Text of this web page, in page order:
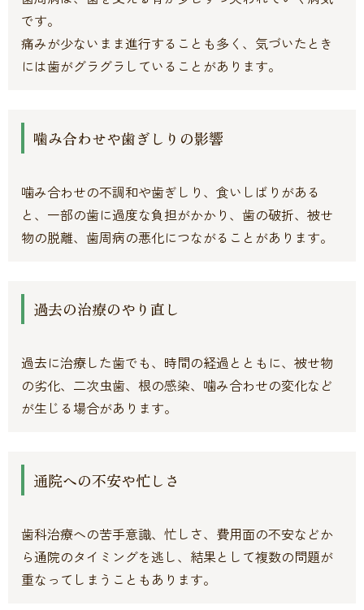
です。
痛みが少ないまま進行することも多く、気づいたとき
には歯がグラグラしていることがあります。
噛み合わせや歯ぎしりの影響
噛み合わせの不調和や歯ぎしり、食いしばりがある
と、一部の歯に過度な負担がかかり、歯の破折、被せ
物の脱離、歯周病の悪化につながることがあります。
過去の治療のやり直し
過去に治療した歯でも、時間の経過とともに、被せ物
の劣化、二次虫歯、根の感染、噛み合わせの変化など
が生じる場合があります。
通院への不安や忙しさ
歯科治療への苦手意識、忙しさ、費用面の不安などか
ら通院のタイミングを逃し、結果として複数の問題が
重なってしまうこともあります。